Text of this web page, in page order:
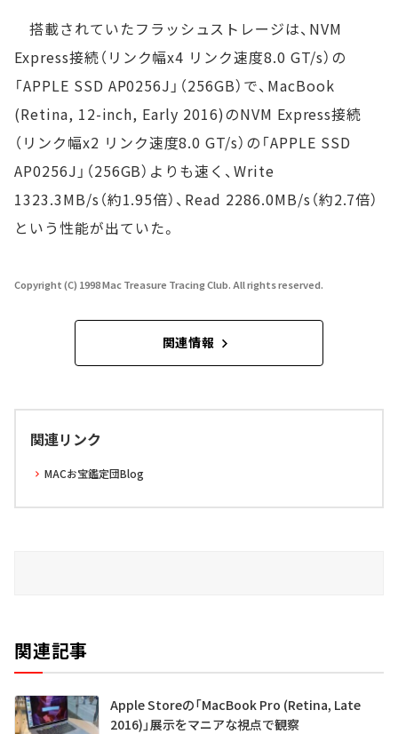
搭載されていたフラッシュストレージは、NVM
Express接続（リンク幅x4 リンク速度8.0 GT/s）の
「APPLE SSD AP0256J」（256GB）で、MacBook
(Retina, 12-inch, Early 2016)のNVM Express接続
（リンク幅x2 リンク速度8.0 GT/s）の「APPLE SSD
AP0256J」（256GB）よりも速く、Write
1323.3MB/s（約1.95倍）、Read 2286.0MB/s（約2.7倍）
という性能が出ていた。
Copyright (C) 1998 Mac Treasure Tracing Club. All rights reserved.
関連情報
関連リンク
MACお宝鑑定団Blog
関連記事
Apple Storeの「MacBook Pro (Retina, Late
2016)」展示をマニアな視点で観察